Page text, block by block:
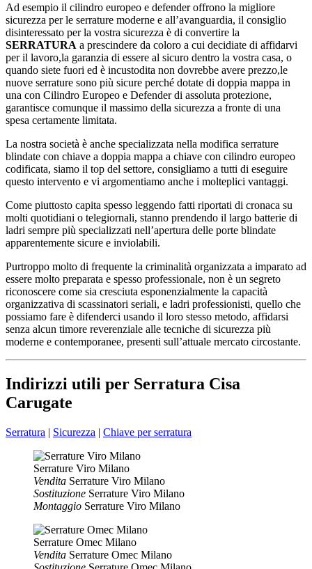
Ad esempio il cilindro europeo e defender offrono la migliore
sicurezza per le serrature moderne e all’avanguardia, il consiglio
disinteressato per la vostra sicurezza è di convertire la
SERRATURA a prescindere da coloro a cui decidiate di affidarvi
per il lavoro,la garanzia di essere al sicuro dentro la vostra casa, o
quando siete fuori ed è incustodita non dovrebbe avere prezzo,le
nuove serrature sono più sicure perché dotate di doppia mappa in
una con Cilindro Europeo e Defender di assoluta protezione,
garantisce comunque il massimo della sicurezza a fronte di una
spesa certamente limitata.
La nostra società è anche specializzata nella modifica serrature
blindate con chiave a doppia mappa a chiave con cilindro europeo
codificata, siamo il top del settore, consigliamo a tutti di eseguire
questo intervento e vi argomentiamo anche i molteplici vantaggi.
Come piuttosto capita spesso leggendo fatti riportati di cronaca su
molti quotidiani o telegiornali, stanno prendendo il largo batterie di
ladri sempre più specializzati nell’apertura delle porte blindate
apparentemente sicure e inviolabili.
Purtroppo molto di frequente la criminalità organizzata a imparato ad
essere molto preparata e spesso professionale, non è un segreto
riconoscere come sia cresciuta esponenzialmente la capacità
organizzativa di scassinatori seriali, e ladri professionisti, quello che
possiamo fare è difenderci usando il loro stesso metodo, affidarsi
senza alcun timore reverenziale alle tecniche di sicurezza più
moderne e contemporanee, presenti sull’attuale mercato circostante.
Indirizzi utili per Serratura Cisa
Carugate
Serratura | Sicurezza | Chiave per serratura
Serrature Viro Milano
Vendita Serrature Viro Milano
Sostituzione Serrature Viro Milano
Montaggio Serrature Viro Milano
Serrature Omec Milano
Vendita Serrature Omec Milano